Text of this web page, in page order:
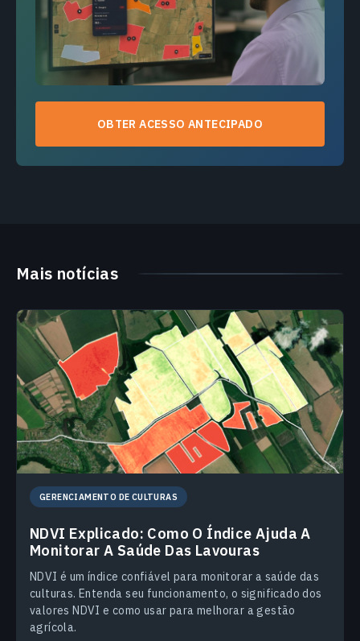
OBTER ACESSO ANTECIPADO
Mais notícias
GERENCIAMENTO DE CULTURAS
NDVI Explicado: Como O Índice Ajuda A
Monitorar A Saúde Das Lavouras
NDVI é um índice confiável para monitorar a saúde das
culturas. Entenda seu funcionamento, o significado dos
valores NDVI e como usar para melhorar a gestão
agrícola.